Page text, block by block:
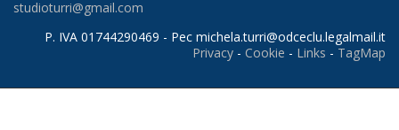
studioturri@gmail.com
P. IVA 01744290469 - Pec michela.turri@odceclu.legalmail.it
Privacy - Cookie - Links - TagMap